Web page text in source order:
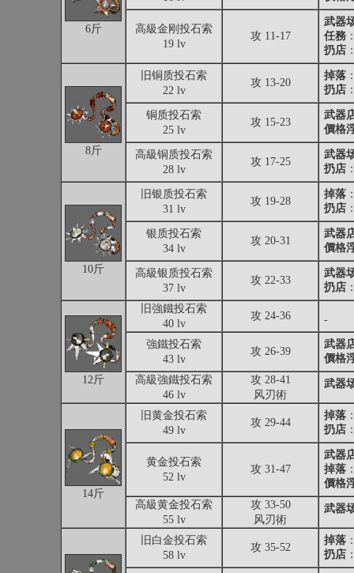
6斤
高級金刚投石索
19 lv
攻 11-17
武器
任務
扔店
8斤
旧铜质投石索
22 lv
攻 13-20
掉落
扔店
铜质投石索
25 lv
攻 15-23
武器
價格
高級铜质投石索
28 lv
攻 17-25
武器
扔店
10斤
旧银质投石索
31 lv
攻 19-28
掉落
扔店
银质投石索
34 lv
攻 20-31
武器
價格
高級银质投石索
37 lv
攻 22-33
武器
扔店
12斤
旧強鐵投石索
40 lv
攻 24-36 -
強鐵投石索
43 lv
攻 26-39
武器
價格
高級強鐵投石索
46 lv
攻 28-41
风刃術
武器
14斤
旧黄金投石索
49 lv
攻 29-44
掉落
扔店
黄金投石索
52 lv
攻 31-47
武器
掉落
價格
高級黄金投石索
55 lv
攻 33-50
风刃術
武器
旧白金投石索
58 lv
攻 35-52
掉落
扔店